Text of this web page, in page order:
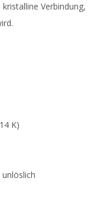
Verbindung,
K)